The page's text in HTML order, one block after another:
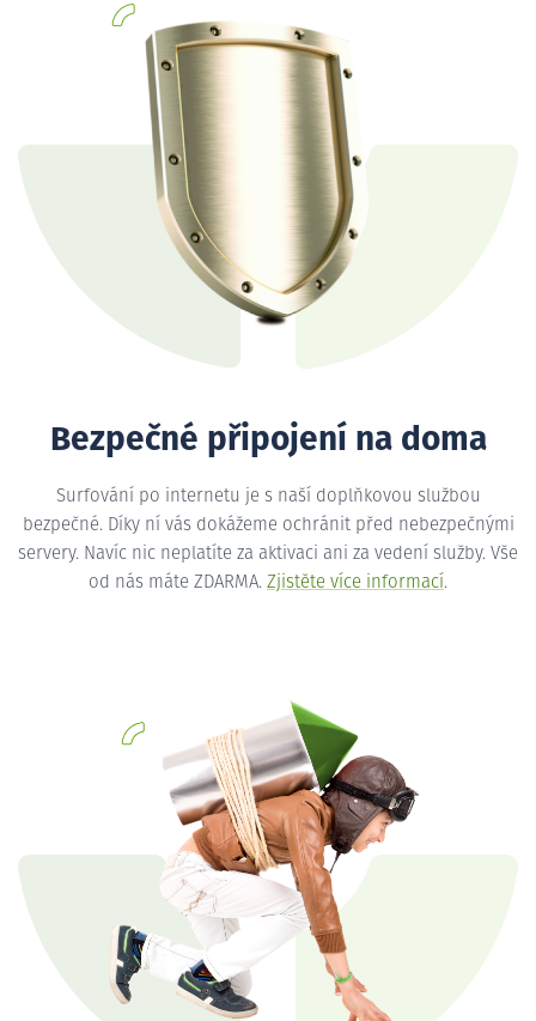
Bezpečné připojení na doma
Surfování po internetu je s naší doplňkovou službou
bezpečné. Díky ní vás dokážeme ochránit před nebezpečnými
servery. Navíc nic neplatíte za aktivaci ani za vedení služby. Vše
od nás máte ZDARMA. Zjistěte více informací.